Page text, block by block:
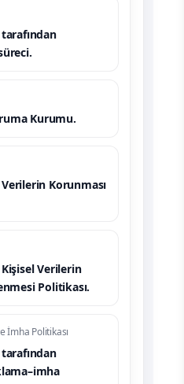
Kurumu.
Verilerin Korunması
Verilerin
Politikası.
İmha Politikası